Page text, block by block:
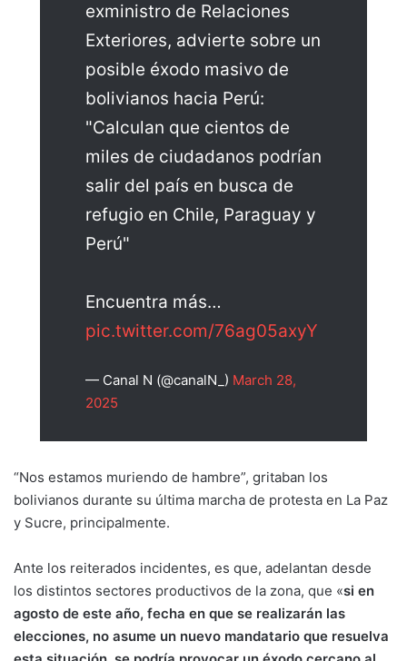
exministro de Relaciones
Exteriores, advierte sobre un
posible éxodo masivo de
bolivianos hacia Perú:
"Calculan que cientos de
miles de ciudadanos podrían
salir del país en busca de
refugio en Chile, Paraguay y
Perú"
Encuentra más…
pic.twitter.com/76ag05axyY
— Canal N (@canalN_) March 28,
2025
“Nos estamos muriendo de hambre”, gritaban los
bolivianos durante su última marcha de protesta en La Paz
y Sucre, principalmente.
Ante los reiterados incidentes, es que, adelantan desde
los distintos sectores productivos de la zona, que «si en
agosto de este año, fecha en que se realizarán las
elecciones, no asume un nuevo mandatario que resuelva